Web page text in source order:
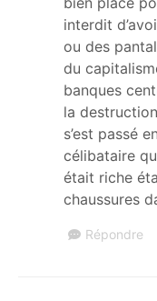
interdit
ou des
du
banques
la
s’est passé
célibataire
était riche
chaussures
Répondre